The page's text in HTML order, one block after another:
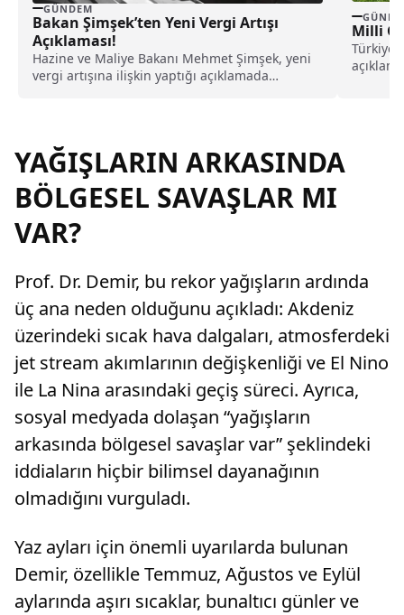
GÜNDEM
Bakan Şimşek’ten Yeni Vergi Artışı
Açıklaması!
Hazine ve Maliye Bakanı Mehmet Şimşek, yeni
vergi artışına ilişkin yaptığı açıklamada
ortasında sürpriz bir vergi artışı
yapılmayacağını açıkladı.
Milli
Türkiye
YAĞIŞLARIN ARKASINDA
BÖLGESEL SAVAŞLAR MI
VAR?
Prof. Dr. Demir, bu rekor yağışların ardında
üç ana neden olduğunu açıkladı: Akdeniz
üzerindeki sıcak hava dalgaları, atmosferdeki
jet stream akımlarının değişkenliği ve El Nino
ile La Nina arasındaki geçiş süreci. Ayrıca,
sosyal medyada dolaşan “yağışların
arkasında bölgesel savaşlar var” şeklindeki
iddiaların hiçbir bilimsel dayanağının
olmadığını vurguladı.
Yaz ayları için önemli uyarılarda bulunan
Demir, özellikle Temmuz, Ağustos ve Eylül
aylarında aşırı sıcaklar, bunaltıcı günler ve